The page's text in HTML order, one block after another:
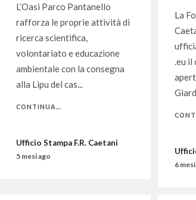
L’Oasi Parco Pantanello
rafforza le proprie attività di
ricerca scientifica,
volontariato e educazione
ambientale con la consegna
alla Lipu del cas...
CONTINUA...
Ufficio Stampa F.R. Caetani
5 mesi ago
La
.eu il
6